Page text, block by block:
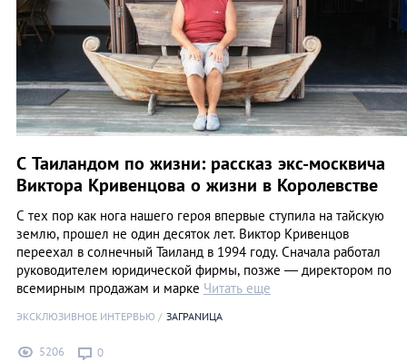
С Таиландом по жизни: рассказ экс-москвича
Виктора Кривенцова о жизни в Королевстве
С тех пор как нога нашего героя впервые ступила на тайскую
землю, прошел не один десяток лет. Виктор Кривенцов
переехал в солнечный Таиланд в 1994 году. Сначала работал
руководителем юридической фирмы, позже ― директором по
всемирным продажам и марке Читать еще
ЭКСКЛЮЗИВНОЕ ИНТЕРВЬЮ ЗАГРАNИЦА
5206 0